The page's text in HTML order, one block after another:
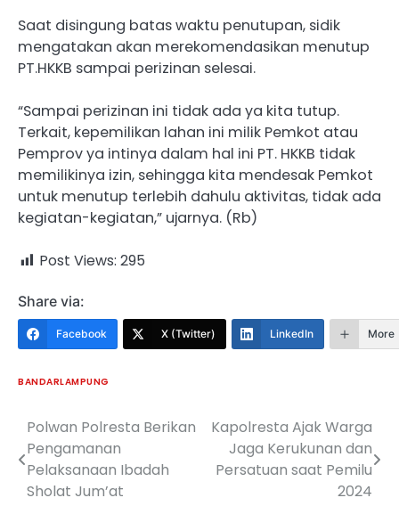
Saat disingung batas waktu penutupan, sidik
mengatakan akan merekomendasikan menutup
PT.HKKB sampai perizinan selesai.
“Sampai perizinan ini tidak ada ya kita tutup.
Terkait, kepemilikan lahan ini milik Pemkot atau
Pemprov ya intinya dalam hal ini PT. HKKB tidak
memilikinya izin, sehingga kita mendesak Pemkot
untuk menutup terlebih dahulu aktivitas, tidak ada
kegiatan-kegiatan,” ujarnya. (Rb)
Post Views: 295
Share via:
Facebook X (Twitter) LinkedIn More
BANDARLAMPUNG
Navigasi
pos
Polwan Polresta Berikan
Pengamanan
Pelaksanaan Ibadah
Sholat Jum’at
Kapolresta Ajak Warga
Jaga Kerukunan dan
Persatuan saat Pemilu
2024